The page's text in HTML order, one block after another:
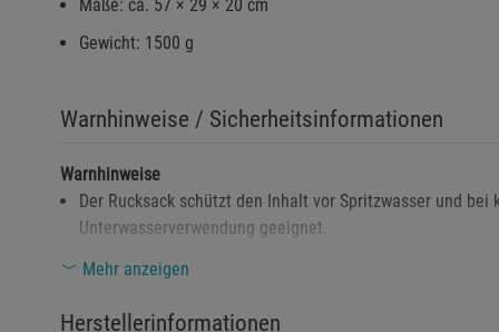
Maße: ca. 57 × 29 × 20 cm
Gewicht: 1500 g
Warnhinweise / Sicherheitsinformationen
Warnhinweise
Der Rucksack schützt den Inhalt vor Spritzwasser und
Unterwasserverwendung geeignet.
Polyvinylchlorid (PVC) kann bei unsachgemäßer
Mehr anzeigen
Herstellerinformationen